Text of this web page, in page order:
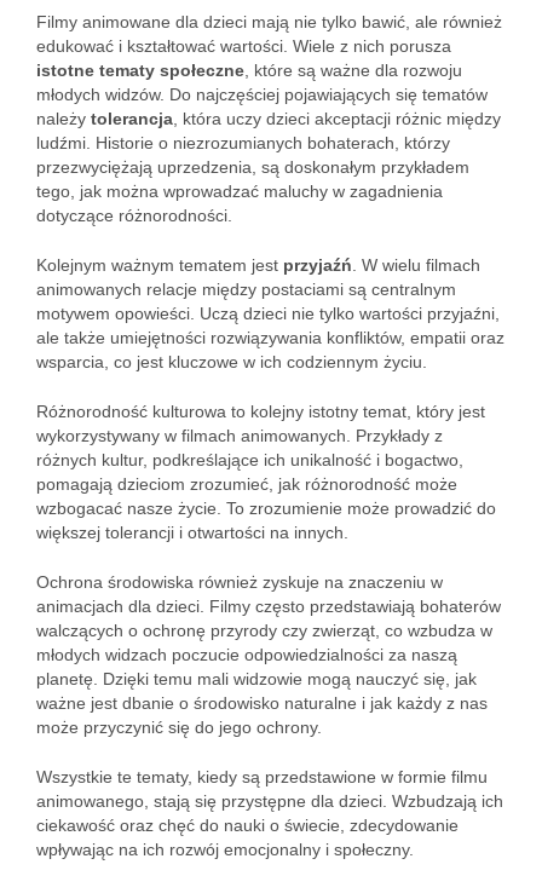
Filmy animowane dla dzieci mają nie tylko bawić, ale również
edukować i kształtować wartości. Wiele z nich porusza
istotne tematy społeczne , które są ważne dla rozwoju
młodych widzów. Do najczęściej pojawiających się tematów
należy tolerancja , która uczy dzieci akceptacji różnic między
ludźmi. Historie o niezrozumianych bohaterach, którzy
przezwyciężają uprzedzenia, są doskonałym przykładem
tego, jak można wprowadzać maluchy w zagadnienia
dotyczące różnorodności.
Kolejnym ważnym tematem jest przyjaźń . W wielu filmach
animowanych relacje między postaciami są centralnym
motywem opowieści. Uczą dzieci nie tylko wartości przyjaźni,
ale także umiejętności rozwiązywania konfliktów, empatii oraz
wsparcia, co jest kluczowe w ich codziennym życiu.
Różnorodność kulturowa to kolejny istotny temat, który jest
wykorzystywany w filmach animowanych. Przykłady z
różnych kultur, podkreślające ich unikalność i bogactwo,
pomagają dzieciom zrozumieć, jak różnorodność może
wzbogacać nasze życie. To zrozumienie może prowadzić do
większej tolerancji i otwartości na innych.
Ochrona środowiska również zyskuje na znaczeniu w
animacjach dla dzieci. Filmy często przedstawiają bohaterów
walczących o ochronę przyrody czy zwierząt, co wzbudza w
młodych widzach poczucie odpowiedzialności za naszą
planetę. Dzięki temu mali widzowie mogą nauczyć się, jak
ważne jest dbanie o środowisko naturalne i jak każdy z nas
może przyczynić się do jego ochrony.
Wszystkie te tematy, kiedy są przedstawione w formie filmu
animowanego, stają się przystępne dla dzieci. Wzbudzają ich
ciekawość oraz chęć do nauki o świecie, zdecydowanie
wpływając na ich rozwój emocjonalny i społeczny.